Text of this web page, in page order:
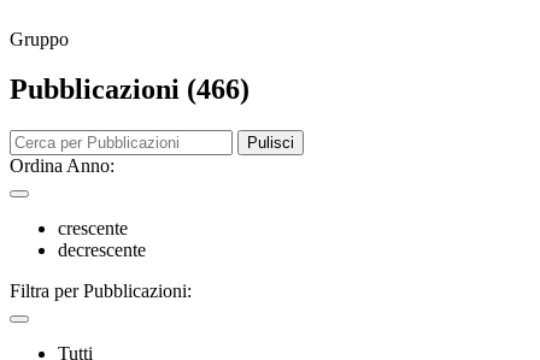
Gruppo
Pubblicazioni (466)
Pulisci
Ordina Anno:
crescente
decrescente
Filtra per Pubblicazioni:
Tutti